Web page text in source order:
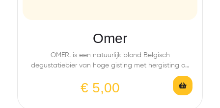
Omer
OMER. is een natuurlijk blond Belgisch
degustatiebier van hoge gisting met hergisting op
€ 5,00